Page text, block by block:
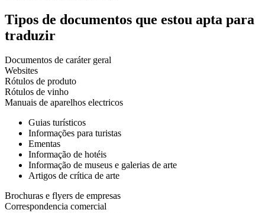
Tipos de documentos que estou apta para
traduzir
Documentos de caráter geral
Websites
Rótulos de produto
Rótulos de vinho
Manuais de aparelhos electricos
Guias turísticos
Informações para turistas
Ementas
Informação de hotéis
Informação de museus e galerias de arte
Artigos de crítica de arte
Brochuras e flyers de empresas
Correspondencia comercial